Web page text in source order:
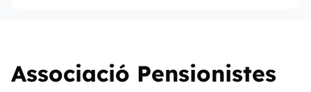
Associació Pensionistes